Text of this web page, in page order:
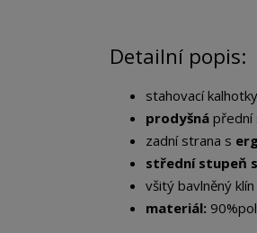
Detailní popis:
stahovací kalhotky
prodyšná přední
zadní strana s
střední stupeň
všitý bavlněný klín
materiál: